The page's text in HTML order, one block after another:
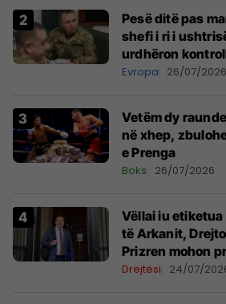
Pesë ditë pas
shefi i ri i
urdhëron
Evropa 26/07/2026
Vetëm dy
në xhep,
e Prenga
Boks 26/07/2026
Vëllai iu
të Arkanit,
Prizren mohon
Drejtësi 24/07/